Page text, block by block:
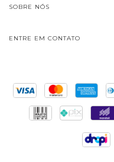
SOBRE NÓS
ENTRE EM CONTATO